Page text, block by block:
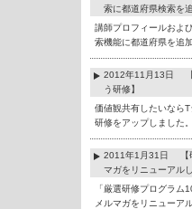
索に都道府県検索を
講師プロフィールおよ
索機能に都道府県を追
2012年11月13日 【
う研修】
価値観共有したいならT
研修をアップしました。
2011年1月31日 【
マガをリニューアル
「厳選研修プログラム
メルマガをリニューア